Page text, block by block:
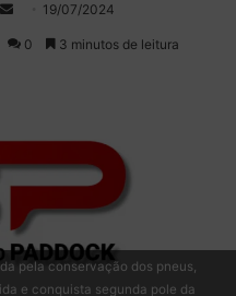
Follow
on
Mande
um
19/07/2024
0 3 minutos de leitura
pela conservação dos pneus,
e conquista segunda pole da